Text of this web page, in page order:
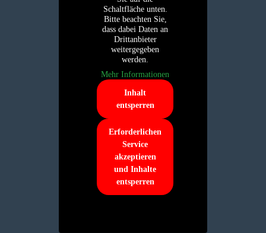
Schaltfläche unten.
Bitte beachten Sie,
dass dabei Daten an
Drittanbieter
weitergegeben
werden.
Mehr Informationen
Inhalt
entsperren
Erforderlichen
Service
akzeptieren
und Inhalte
entsperren